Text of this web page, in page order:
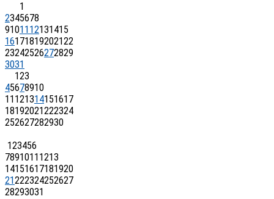
1
2345678
91011 12131415
16171819202122
23242526272829
3031
123
45678910
11 121314151617
18192021222324
252627282930
123456
7891011 1213
14151617181920
21222324252627
28293031